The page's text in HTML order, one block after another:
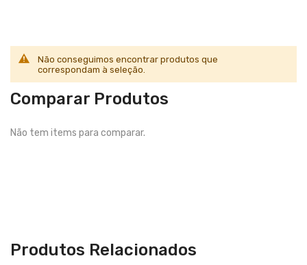
Não conseguimos encontrar produtos que
correspondam à seleção.
Comparar Produtos
Não tem items para comparar.
Produtos Relacionados